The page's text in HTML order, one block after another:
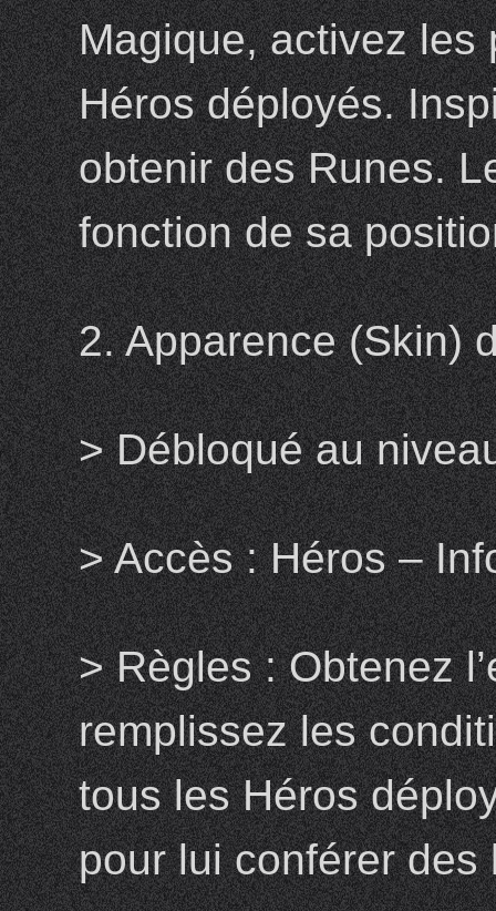
Magique, activez les
Héros déployés.
obtenir des Runes.
fonction de sa
2. Apparence (Skin)
> Débloqué au
> Accès : Héros –
> Règles : Obtenez
remplissez les
tous les Héros
pour lui conférer des